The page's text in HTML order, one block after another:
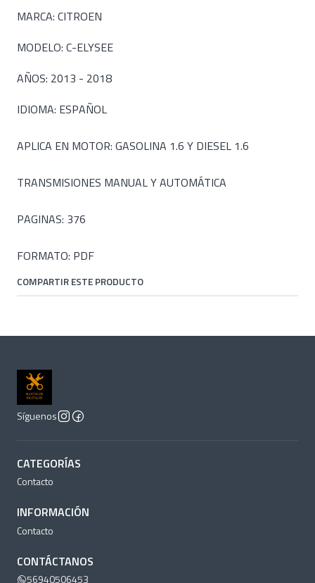
MARCA: CITROEN
MODELO: C-ELYSEE
AÑOS: 2013 - 2018
IDIOMA: ESPAÑOL
APLICA EN MOTOR: GASOLINA 1.6 Y DIESEL 1.6
TRANSMISIONES MANUAL Y AUTOMÁTICA
PAGINAS: 376
FORMATO: PDF
COMPARTIR ESTE PRODUCTO
Síguenos
CATEGORÍAS
Contacto
INFORMACIÓN
Contacto
CONTÁCTANOS
56940506453